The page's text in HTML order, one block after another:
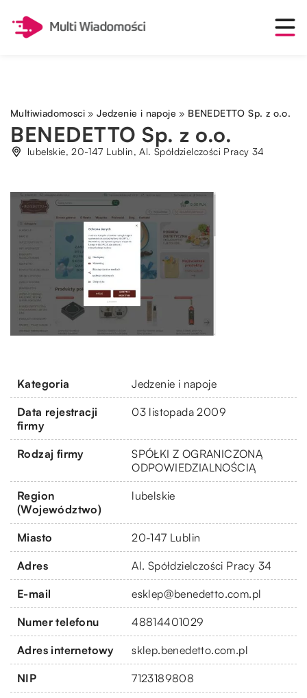
Multiwiadomosci »Jedzenie i napoje » BENEDETTO Sp. z o.o.
BENEDETTO Sp. z o.o.
lubelskie, 20-147 Lublin, Al. Spółdzielczości Pracy 34
Kategoria Jedzenie i napoje
Data rejestracji
firmy
03 listopada 2009
Rodzaj firmy
SPÓŁKI Z OGRANICZONĄ
ODPOWIEDZIALNOŚCIĄ
Region
(Województwo)
lubelskie
Miasto 20-147 Lublin
Adres Al. Spółdzielczości Pracy 34
E-mail esklep@benedetto.com.pl
Numer telefonu 48814401029
Adres internetowy sklep.benedetto.com.pl
NIP 7123189808